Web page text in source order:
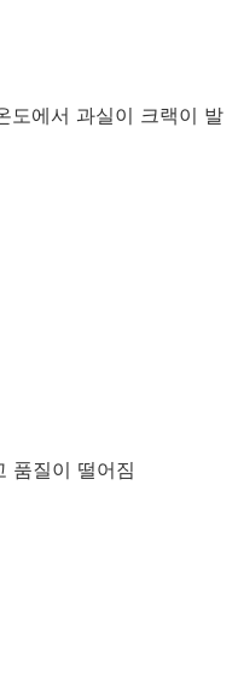
도에서 과실이 크랙이 발
품질이 떨어짐